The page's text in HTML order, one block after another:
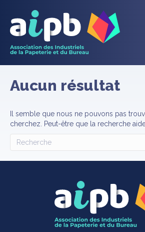
Aucun résultat
Il semble que nous ne pouvons pas
cherchez. Peut-être que la recherche